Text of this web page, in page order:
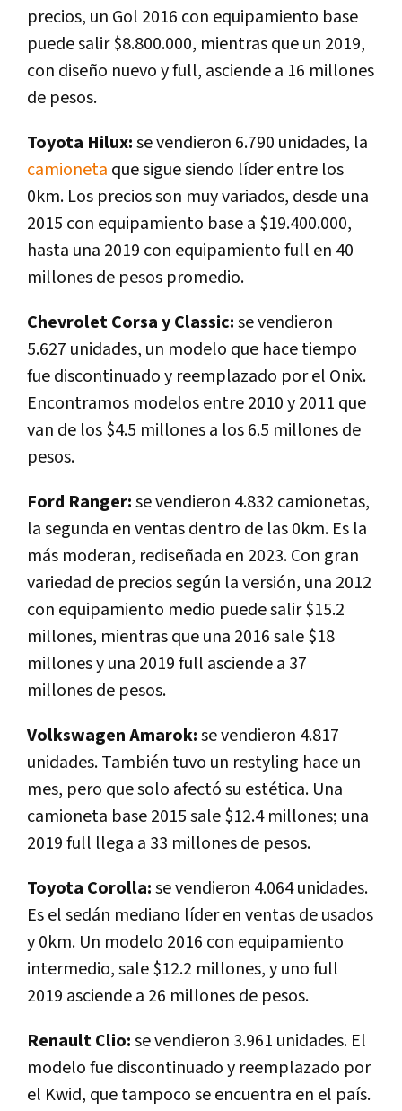
precios, un Gol 2016 con equipamiento base
puede salir $8.800.000, mientras que un 2019,
con diseño nuevo y full, asciende a 16 millones
de pesos.
Toyota Hilux:se vendieron 6.790 unidades, la
camioneta que sigue siendo líder entre los
0km. Los precios son muy variados, desde una
2015 con equipamiento base a $19.400.000,
hasta una 2019 con equipamiento full en 40
millones de pesos promedio.
Chevrolet Corsa y Classic:se vendieron
5.627 unidades, un modelo que hace tiempo
fue discontinuado y reemplazado por el Onix.
Encontramos modelos entre 2010 y 2011 que
van de los $4.5 millones a los 6.5 millones de
pesos.
Ford Ranger:se vendieron 4.832 camionetas,
la segunda en ventas dentro de las 0km. Es la
más moderan, rediseñada en 2023. Con gran
variedad de precios según la versión, una 2012
con equipamiento medio puede salir $15.2
millones, mientras que una 2016 sale $18
millones y una 2019 full asciende a 37
millones de pesos.
Volkswagen Amarok:se vendieron 4.817
unidades. También tuvo un restyling hace un
mes, pero que solo afectó su estética. Una
camioneta base 2015 sale $12.4 millones; una
2019 full llega a 33 millones de pesos.
Toyota Corolla:se vendieron 4.064 unidades.
Es el sedán mediano líder en ventas de usados
y 0km. Un modelo 2016 con equipamiento
intermedio, sale $12.2 millones, y uno full
2019 asciende a 26 millones de pesos.
Renault Clio:se vendieron 3.961 unidades. El
modelo fue discontinuado y reemplazado por
el Kwid, que tampoco se encuentra en el país.